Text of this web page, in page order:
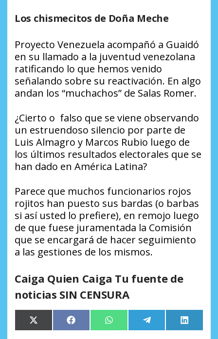
Los chismecitos de Doña Meche
Proyecto Venezuela acompañó a Guaidó
en su llamado a la juventud venezolana
ratificando lo que hemos venido
señalando sobre su reactivación. En algo
andan los “muchachos” de Salas Romer.
¿Cierto o falso que se viene observando
un estruendoso silencio por parte de
Luis Almagro y Marcos Rubio luego de
los últimos resultados electorales que se
han dado en América Latina?
Parece que muchos funcionarios rojos
rojitos han puesto sus bardas (o barbas
si así usted lo prefiere), en remojo luego
de que fuese juramentada la Comisión
que se encargará de hacer seguimiento
a las gestiones de los mismos.
Caiga Quien Caiga Tu fuente de
noticias SIN CENSURA
Compartir
en
X
(Twitter)
Compartir
en
Facebook Compartir
en
WhatsApp Compartir
en
Telegram
en
LinkedIn